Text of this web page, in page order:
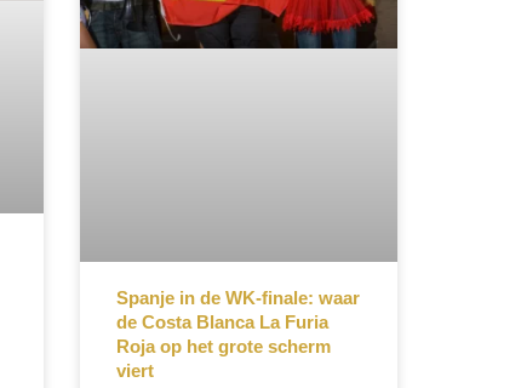
Spanje in de WK-finale: waar
de Costa Blanca La Furia
Roja op het grote scherm
viert